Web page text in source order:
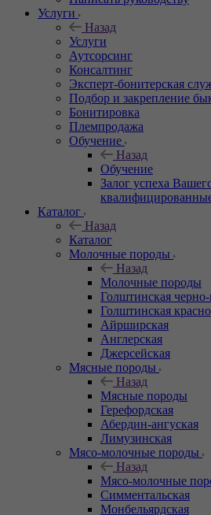
Услуги
Назад
Услуги
Аутсорсинг
Консалтинг
Эксперт-бонитерская
Подбор и закрепление
Бонитировка
Племпродажа
Обучение
Назад
Обучение
Залог успеха
Каталог
Назад
Каталог
Молочные породы
Назад
Молочные породы
Голштинская черно-
Голштинская
Айрширская
Англерская
Джерсейская
Мясные породы
Назад
Мясные породы
Герефордская
Абердин-ангуская
Лимузинская
Мясо-молочные породы
Назад
Мясо-молочные
Симментальская
Монбельярдская